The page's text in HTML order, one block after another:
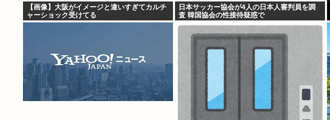
【画像】大阪がイメージと違いすぎてカルチ
ャーショック受けてる
日本サッカー協会が4人の日本人審判員を調
査 韓国協会の性接待疑惑で